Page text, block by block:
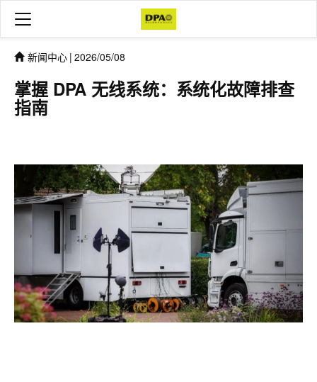
新闻中心 | 2026/05/08
掌握 DPA 无线系统：系统化故障排查
指南